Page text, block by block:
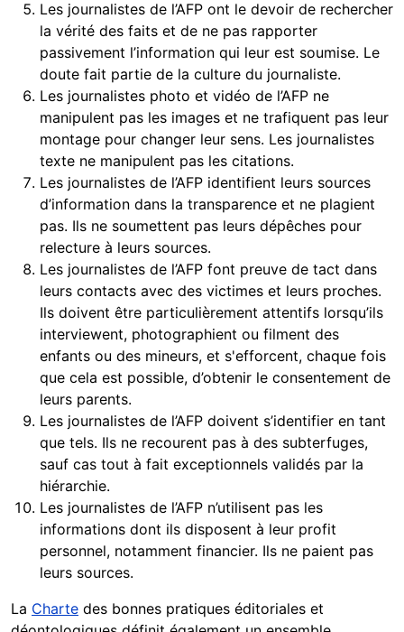
Les journalistes de l’AFP ont le devoir de rechercher
la vérité des faits et de ne pas rapporter
passivement l’information qui leur est soumise. Le
doute fait partie de la culture du journaliste.
Les journalistes photo et vidéo de l’AFP ne
manipulent pas les images et ne trafiquent pas leur
montage pour changer leur sens. Les journalistes
texte ne manipulent pas les citations.
Les journalistes de l’AFP identifient leurs sources
d’information dans la transparence et ne plagient
pas. Ils ne soumettent pas leurs dépêches pour
relecture à leurs sources.
Les journalistes de l’AFP font preuve de tact dans
leurs contacts avec des victimes et leurs proches.
Ils doivent être particulièrement attentifs lorsqu’ils
interviewent, photographient ou filment des
enfants ou des mineurs, et s'efforcent, chaque fois
que cela est possible, d’obtenir le consentement de
leurs parents.
Les journalistes de l’AFP doivent s’identifier en tant
que tels. Ils ne recourent pas à des subterfuges,
sauf cas tout à fait exceptionnels validés par la
hiérarchie.
Les journalistes de l’AFP n’utilisent pas les
informations dont ils disposent à leur profit
personnel, notamment financier. Ils ne paient pas
leurs sources.
La Charte des bonnes pratiques éditoriales et